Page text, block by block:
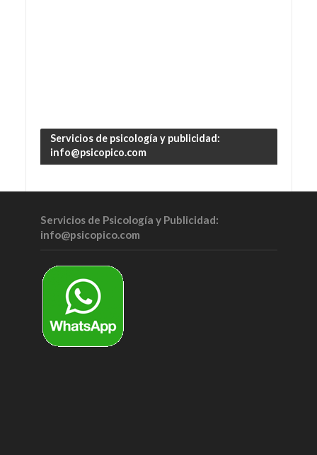
Servicios de psicología y publicidad:
info@psicopico.com
Servicios de Psicología y Publicidad:
info@psicopico.com